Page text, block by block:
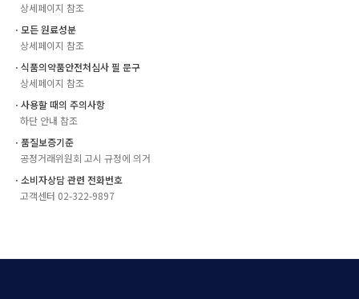
상세페이지 참조
ㆍ모든 원료성분
상세페이지 참조
ㆍ식품의약품안전처심사 필 문구
상세페이지 참조
ㆍ사용할 때의 주의사항
하단 안내 참조
ㆍ품질보증기준
공정거래위원회 고시 규정에 의거
ㆍ소비자상담 관련 전화번호
고객센터 02-322-9897